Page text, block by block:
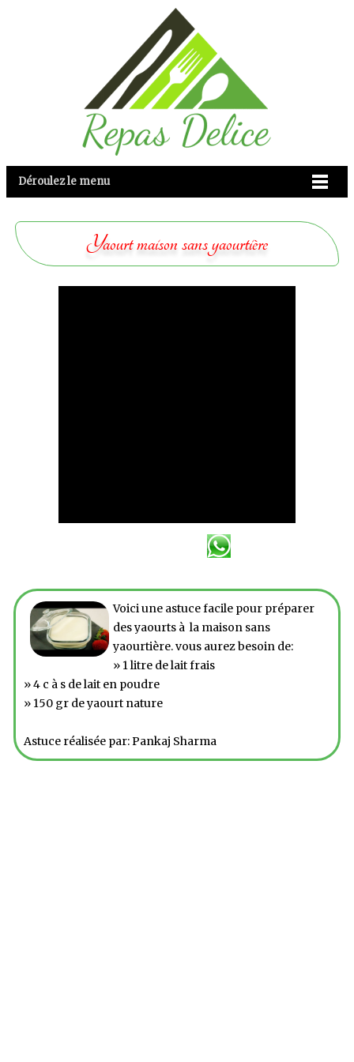
Déroulez le menu
Yaourt maison sans yaourtière
Voici une astuce facile pour préparer
des yaourts à la maison sans
yaourtière. vous aurez besoin de:
» 1 litre de lait frais
» 4 c à s de lait en poudre
» 150 gr de yaourt nature
Astuce réalisée par: Pankaj Sharma